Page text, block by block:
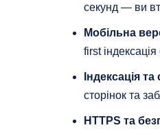
секунд — ви
Мобільна
first
Індексація
сторінок та
HTTPS та